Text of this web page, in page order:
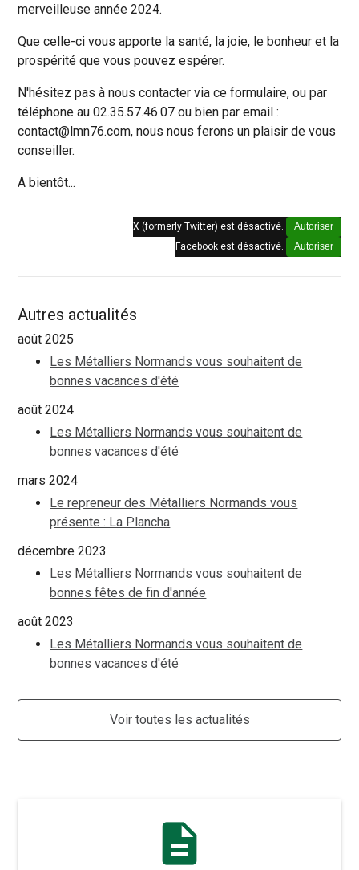
merveilleuse année 2024.
Que celle-ci vous apporte la santé, la joie, le bonheur et la
prospérité que vous pouvez espérer.
N'hésitez pas à nous contacter via ce formulaire, ou par
téléphone au 02.35.57.46.07 ou bien par email :
contact@lmn76.com, nous nous ferons un plaisir de vous
conseiller.
A bientôt...
X (formerly Twitter) est désactivé.
Autoriser
Facebook est désactivé.
Autoriser
Autres actualités
août 2025
Les Métalliers Normands vous souhaitent de
bonnes vacances d'été
août 2024
Les Métalliers Normands vous souhaitent de
bonnes vacances d'été
mars 2024
Le repreneur des Métalliers Normands vous
présente : La Plancha
décembre 2023
Les Métalliers Normands vous souhaitent de
bonnes fêtes de fin d'année
août 2023
Les Métalliers Normands vous souhaitent de
bonnes vacances d'été
Voir toutes les actualités
description